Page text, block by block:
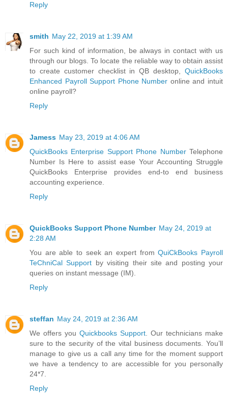
Reply
smith May 22, 2019 at 1:39 AM
For such kind of information, be always in contact with us
through our blogs. To locate the reliable way to obtain assist
to create customer checklist in QB desktop, QuickBooks
Enhanced Payroll Support Phone Number online and intuit
online payroll?
Reply
Jamess May 23, 2019 at 4:06 AM
QuickBooks Enterprise Support Phone NumberTelephone
Number Is Here to assist ease Your Accounting Struggle
QuickBooks Enterprise provides end-to end business
accounting experience.
Reply
QuickBooks Support Phone Number May 24, 2019 at
2:28 AM
You are able to seek an expert fromQuiCkBooks Payroll
TeChniCal Support by visiting their site and posting your
queries on instant message (IM).
Reply
steffan May 24, 2019 at 2:36 AM
We offers you Quickbooks Support . Our technicians make
sure to the security of the vital business documents. You’ll
manage to give us a call any time for the moment support
we have a tendency to are accessible for you personally
24*7.
Reply